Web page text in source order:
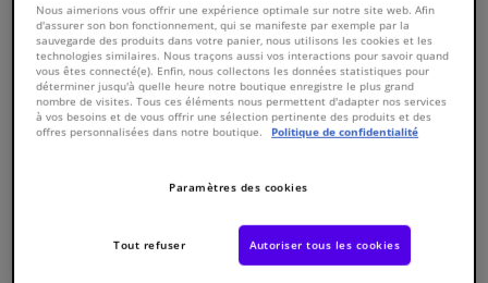
Filtres & liquides
Bagages & transport
Fenêtres & accessoires
Intérieur & ameublement
Styling & Performance
Numéro de produit d'origine:0717845
Nous aimerions vous offrir une expérience optimale sur notre site web. Afin
d'assurer son bon fonctionnement, qui se manifeste par exemple par la
sauvegarde des produits dans votre panier, nous utilisons les cookies et les
technologies similaires. Nous traçons aussi vos interactions pour savoir quand
vous êtes connecté(e). Enfin, nous collectons les données statistiques pour
déterminer jusqu'à quelle heure notre boutique enregistre le plus grand
nombre de visites. Tous ces éléments nous permettent d'adapter nos services
à vos besoins et de vous offrir une sélection pertinente des produits et des
offres personnalisées dans notre boutique.
Politique de confidentialité
Paramètres des cookies
Tout refuser Autoriser tous les cookies